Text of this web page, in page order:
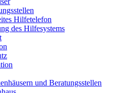
Hilfetelefon
des Hilfesystems
und Beratungsstellen